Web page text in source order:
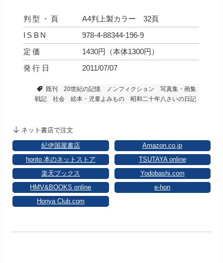
判型・頁
A4判上製カラー 32頁
ISBN
978-4-88344-196-9
定価
1430円（本体1300円）
発行日
2011/07/07
既刊 20世紀の記憶 ノンフィクション
写真集・画集
戦記
社会 絵本・児童よみもの 昭和二十年八さいの日記
ネット書店で注文
紀伊国屋書店
Amazon.co.jp
honto 本のネットストア
TSUTAYA online
楽天ブックス
Yodobashi.com
HMV&BOOKS online
e-hon
Honya Club.com